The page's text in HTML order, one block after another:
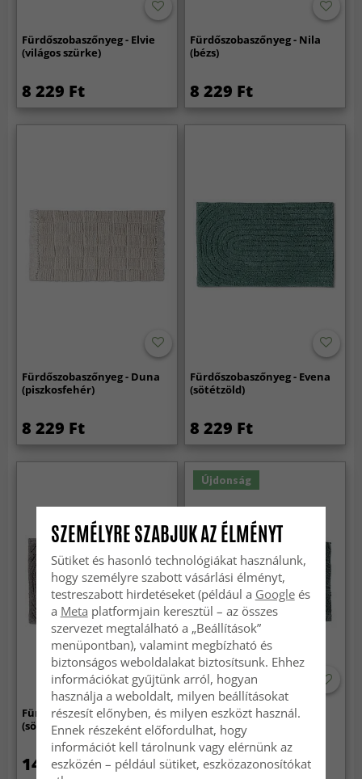
Fürdőszobaszőnyeg - Elvie
(világos szürke)
8 229 Ft
Fürdőszobaszőnyeg - Nila
(bézs)
8 229 Ft
Fürdőszobaszőnyeg - Duna
(piszkosfehér)
8 229 Ft
Fürdőszobaszőnyeg - Evena
(sötétzöld)
8 229 Ft
Fürdőszobaszőnyeg - Evena
(sötét szürke)
14 829 Ft
Újdonság
Fürdőszobaszőnyeg - Eliza
(sötétzöld)
8 229 Ft
SZEMÉLYRE SZABJUK AZ ÉLMÉNYT
Sütiket és hasonló technológiákat használunk,
hogy személyre szabott vásárlási élményt,
testreszabott hirdetéseket (például a Googleés
a Meta platformjain keresztül – az összes
szervezet megtalálható a „Beállítások”
menüpontban), valamint megbízható és
biztonságos weboldalakat biztosítsunk. Ehhez
információkat gyűjtünk arról, hogyan
használja a weboldalt, milyen beállításokat
részesít előnyben, és milyen eszközt használ.
Ennek részeként előfordulhat, hogy
információt kell tárolnunk vagy elérnünk az
eszközén – például sütiket, eszközazonosítókat